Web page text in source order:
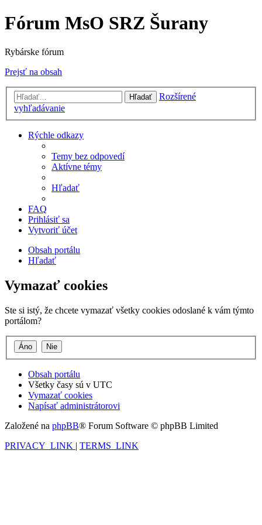
Fórum MsO SRZ Šurany
Rybárske fórum
Prejsť na obsah
Hľadať
Rozšírené
vyhľadávanie
Rýchle odkazy
Temy bez odpovedí
Aktívne témy
Hľadať
FAQ
Prihlásiť sa
Vytvoriť účet
Obsah portálu
Hľadať
Vymazať cookies
Ste si istý, že chcete vymazať všetky cookies odoslané k vám týmto
portálom?
Obsah portálu
Všetky časy sú v UTC
Vymazať cookies
Napísať administrátorovi
Založené na phpBB® Forum Software © phpBB Limited
PRIVACY_LINK | TERMS_LINK